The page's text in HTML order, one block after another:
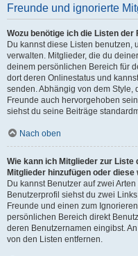
Freunde und ignorierte
Wozu benötige ich die Listen
Du kannst diese Listen benutzen,
verwalten. Mitglieder, die du
deinem persönlichen Bereich für
dort deren Onlinestatus und
senden. Abhängig von dem
Freunde auch hervorgehoben
siehst du seine Beiträge
Nach oben
Wie kann ich Mitglieder zur
Mitglieder hinzufügen oder
Du kannst Benutzer auf zwei
Benutzerprofil siehst du zwei
Freunde und einen zum
persönlichen Bereich direkt
deren Benutzernamen eingibst.
von den Listen entfernen.